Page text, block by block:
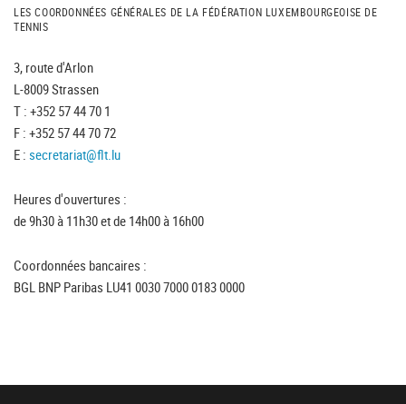
LES COORDONNÉES GÉNÉRALES DE LA FÉDÉRATION LUXEMBOURGEOISE DE
TENNIS
3, route d'Arlon
L-8009 Strassen
T : +352 57 44 70 1
F : +352 57 44 70 72
E : secretariat@flt.lu
Heures d'ouvertures :
de 9h30 à 11h30 et de 14h00 à 16h00
Coordonnées bancaires :
BGL BNP Paribas LU41 0030 7000 0183 0000